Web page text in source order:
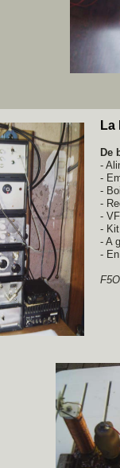
La
De
-
-
-
-
-
-
- A
-